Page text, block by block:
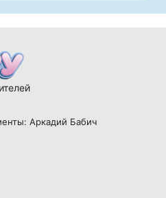
Аркадий Бабич